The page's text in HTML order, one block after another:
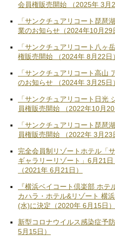
会員権販売開始 （2025年 3月
「サンクチュアリコート琵琶
業のお知らせ（2024年10月29
「サンクチュアリコート八ヶ
権販売開始 （2024年 8月22日）
「サンクチュアリコート高山
のお知らせ （2024年 3月25日）
「サンクチュアリコート日光
員権販売開始 （2022年10月20
「サンクチュアリコート琵琶
員権販売開始 （2022年 3月23
完全会員制リゾートホテル「
ギャラリーリゾート」6月21
（2021年 6月21日）
『横浜ベイコート倶楽部 ホテ
カハラ・ホテル&リゾート 横
(水)に決定（2020年 6月15日）
新型コロナウイルス感染症予
5月15日）